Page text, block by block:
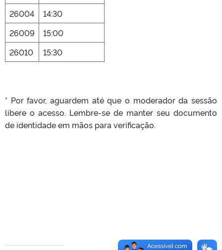
26004
14:30
26009
15:00
26010
15:30
* Por favor, aguardem até que o moderador da sessão
libere o acesso. Lembre-se de manter seu documento
de identidade em mãos para verificação.